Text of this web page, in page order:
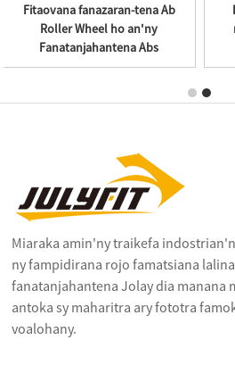
kodia-
ho
Fitaovana fanazaran-
Roller Wheel ho an'ny
Fanatanjahantena Abs
Miaraka amin'ny traikefa
ny fampidirana rojo famatsiana
fanatanjahantena Jolay dia manana
antoka sy maharitra ary fototra
voalohany.